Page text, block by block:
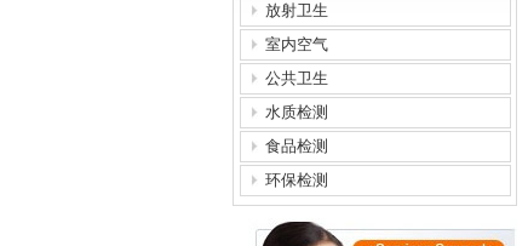
放射卫生
室内空气
公共卫生
水质检测
食品检测
环保检测